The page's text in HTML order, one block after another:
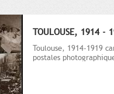
TOULOUSE, 1914 -
Toulouse, 1914-1919
postales